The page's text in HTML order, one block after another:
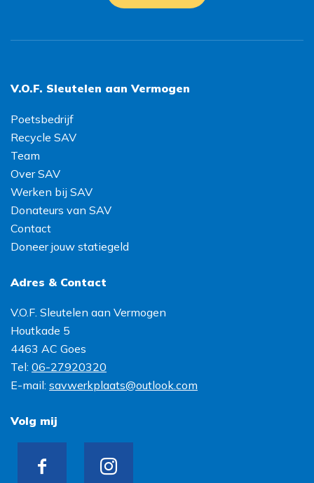
V.O.F. Sleutelen aan Vermogen
Poetsbedrijf
Recycle SAV
Team
Over SAV
Werken bij SAV
Donateurs van SAV
Contact
Doneer jouw statiegeld
Adres & Contact
V.O.F. Sleutelen aan Vermogen
Houtkade 5
4463 AC Goes
Tel: 06-27920320
E-mail: savwerkplaats@outlook.com
Volg mij